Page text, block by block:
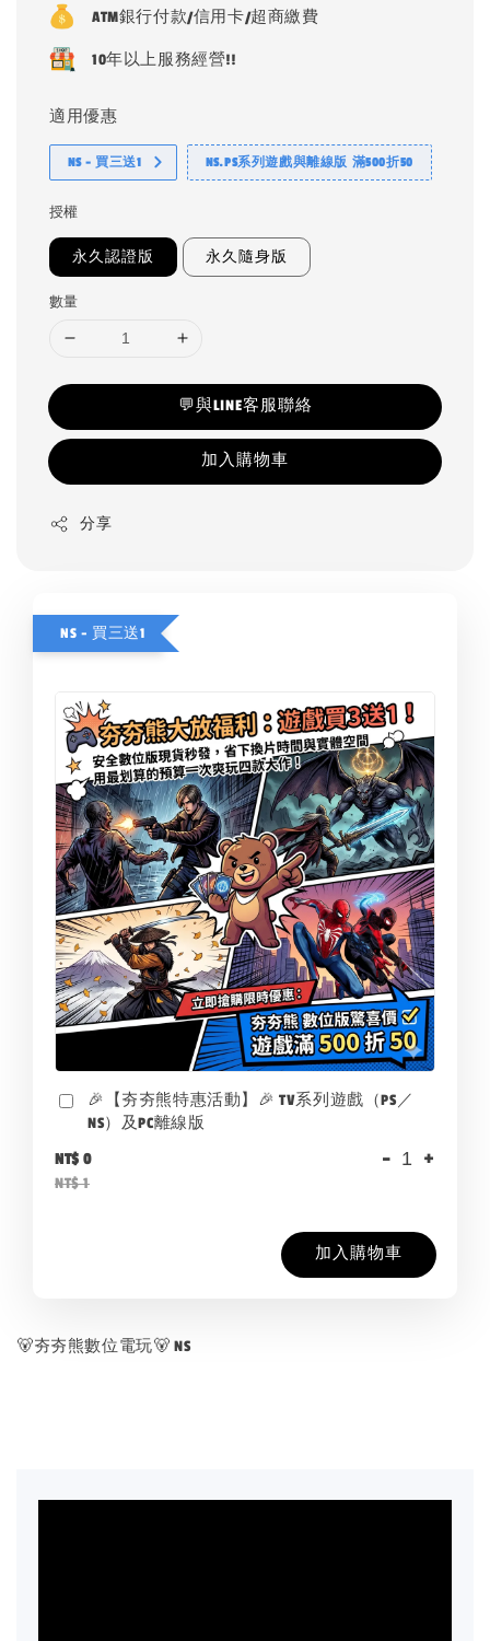
ATM銀行付款/信用卡/超商繳費
10年以上服務經營!!
適用優惠
NS - 買三送1 NS.PS系列遊戲與離線版 滿500折50
授權
永久認證版 永久隨身版
數量
💬與LINE客服聯絡
加入購物車
分享
NS - 買三送1
🎉【夯夯熊特惠活動】🎉 TV系列遊戲（PS／
NS）及PC離線版
NT$ 0
NT$ 1
- +
加入購物車
🐻夯夯熊數位電玩🐻 NS